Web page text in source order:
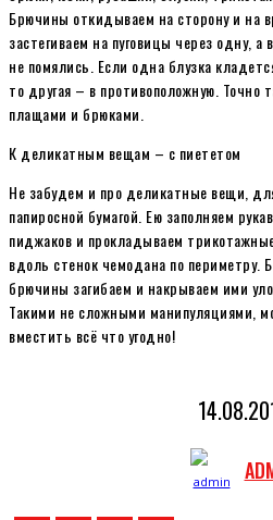
Брючины откидываем на сторону и на
застегиваем на пуговицы через одну,
не помялись. Если одна блузка
то другая – в противоположную. Точно
плащами и брюками.
К деликатным вещам – с пиететом
Не забудем и про деликатные вещи,
папиросной бумагой. Ею заполняем
пиджаков и прокладываем
вдоль стенок чемодана по периметру.
брючины загибаем и накрываем ими
Такими не сложными манипуляциями,
вместить всё что угодно!